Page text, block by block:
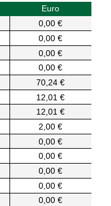
Euro
0,00 €
0,00 €
0,00 €
0,00 €
70,24 €
12,01 €
12,01 €
2,00 €
0,00 €
0,00 €
0,00 €
0,00 €
0,00 €